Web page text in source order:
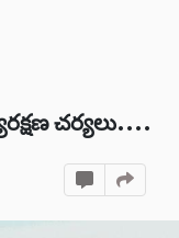
చర్యలు....